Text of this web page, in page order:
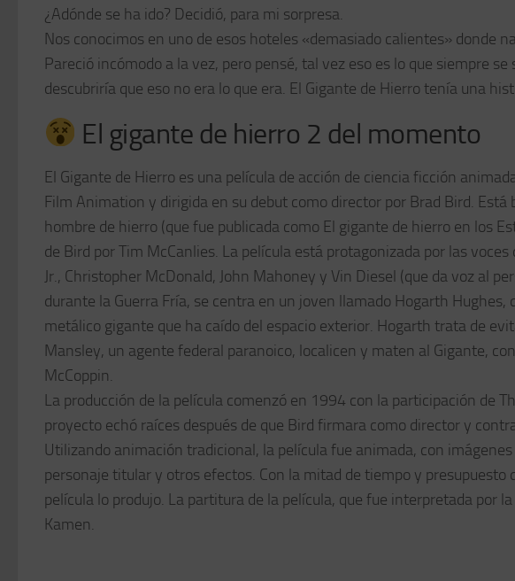
¿Adónde se ha ido? Decidió, para mi sorpresa.
Nos conocimos en uno de esos hoteles «demasiado calientes» donde
Pareció incómodo a la vez, pero pensé, tal vez eso es lo que siempre
descubriría que eso no era lo que era. El Gigante de Hierro tenía una
El gigante de hierro 2 del momento
El Gigante de Hierro es una película de acción de ciencia ficción
Film Animation y dirigida en su debut como director por Brad Bird. Está
hombre de hierro (que fue publicada como El gigante de hierro en los
de Bird por Tim McCanlies. La película está protagonizada por las
Jr., Christopher McDonald, John Mahoney y Vin Diesel (que da voz al
durante la Guerra Fría, se centra en un joven llamado Hogarth
metálico gigante que ha caído del espacio exterior. Hogarth trata de
Mansley, un agente federal paranoico, localicen y maten al Gigante,
McCoppin.
La producción de la película comenzó en 1994 con la participación de
proyecto echó raíces después de que Bird firmara como director y
Utilizando animación tradicional, la película fue animada, con
personaje titular y otros efectos. Con la mitad de tiempo y presupuesto
película lo produjo. La partitura de la película, que fue interpretada por
Kamen.